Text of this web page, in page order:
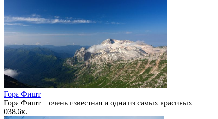
Гора Фишт
Гора Фишт – очень известная и одна из самых красивых
038.6к.